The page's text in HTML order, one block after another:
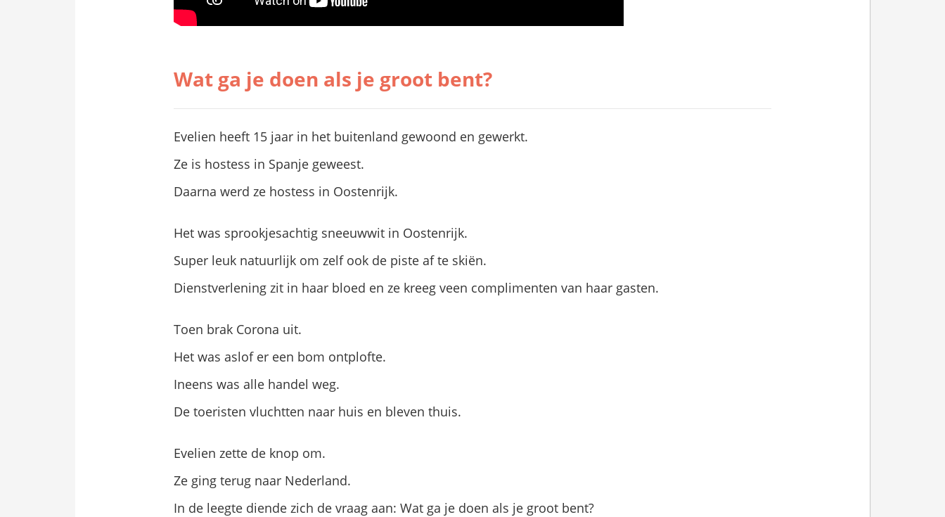
Wat ga je doen als je groot bent?
Evelien heeft 15 jaar in het buitenland gewoond en gewerkt.
Ze is hostess in Spanje geweest.
Daarna werd ze hostess in Oostenrijk.
Het was sprookjesachtig sneeuwwit in Oostenrijk.
Super leuk natuurlijk om zelf ook de piste af te skiën.
Dienstverlening zit in haar bloed en ze kreeg veen complimenten van haar gasten.
Toen brak Corona uit.
Het was aslof er een bom ontplofte.
Ineens was alle handel weg.
De toeristen vluchtten naar huis en bleven thuis.
Evelien zette de knop om.
Ze ging terug naar Nederland.
In de leegte diende zich de vraag aan: Wat ga je doen als je groot bent?